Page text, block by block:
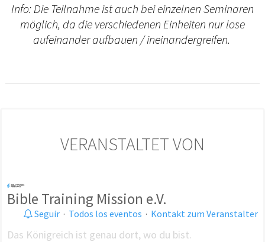
Info: Die Teilnahme ist auch bei einzelnen Seminaren
möglich, da die verschiedenen Einheiten nur lose
aufeinander aufbauen / ineinandergreifen.
VERANSTALTET VON
Bible Training Mission e.V.
Seguir · Todos los eventos · Kontakt zum Veranstalter
Das Königreich ist genau dort, wo du bist.